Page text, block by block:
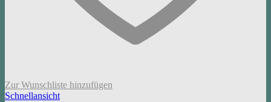
Zur Wunschliste hinzufügen
Schnellansicht